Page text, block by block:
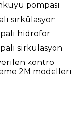
pompası
sirkülasyon
hidrofor
sirkülasyon
kontrol
2M modelleri